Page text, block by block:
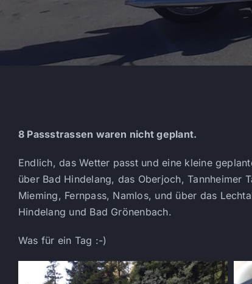
8 Passstrassen waren nicht geplant.
Endlich, das Wetter passt und eine kleine
über Bad Hindelang, das Oberjoch, Tannheimer
Mieming, Fernpass, Namlos, und über das
Hindelang und Bad Grönenbach.
Was für ein Tag :-)